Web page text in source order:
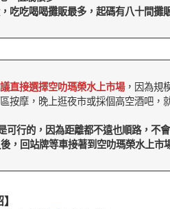
吃喝喝攤販最多，起碼有八十間攤
直接選擇空叻瑪榮水上市場，因為規
按摩，晚上逛夜市或採個高空酒吧，
行的，因為距離都不遠也順路，不
回站牌等車接著到空叻瑪榮水上